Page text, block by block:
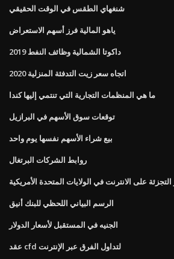
شنغهاي الطقس في الوقت الحقيقي
ياهو المالية فرز أسهم الاستعراض
داكوتا الشمالية وظائف النفط 2019
اتجاه سعر زيت التدفئة المنزلية 2020
ما هي المنظمات التجارية التي تنتمي إليها كندا
توقعات سوق الأسهم في البرازيل
بيع شراء الأسهم نفسها يوم واحد
روابط الشركات البرتغال
التجزئة على الانترنت في الولايات المتحدة الأمريكية
الرسم البياني اللحظي للبنك أنيق
الجنيه في المستقبل لأسعار الدولار
عقد cfd لتداول الفرق عبر الإنترنت